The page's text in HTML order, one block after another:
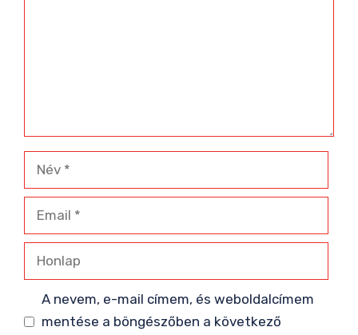
Név
Email
Honlap
A nevem, e-mail címem, és weboldalcímem
mentése a böngészőben a következő